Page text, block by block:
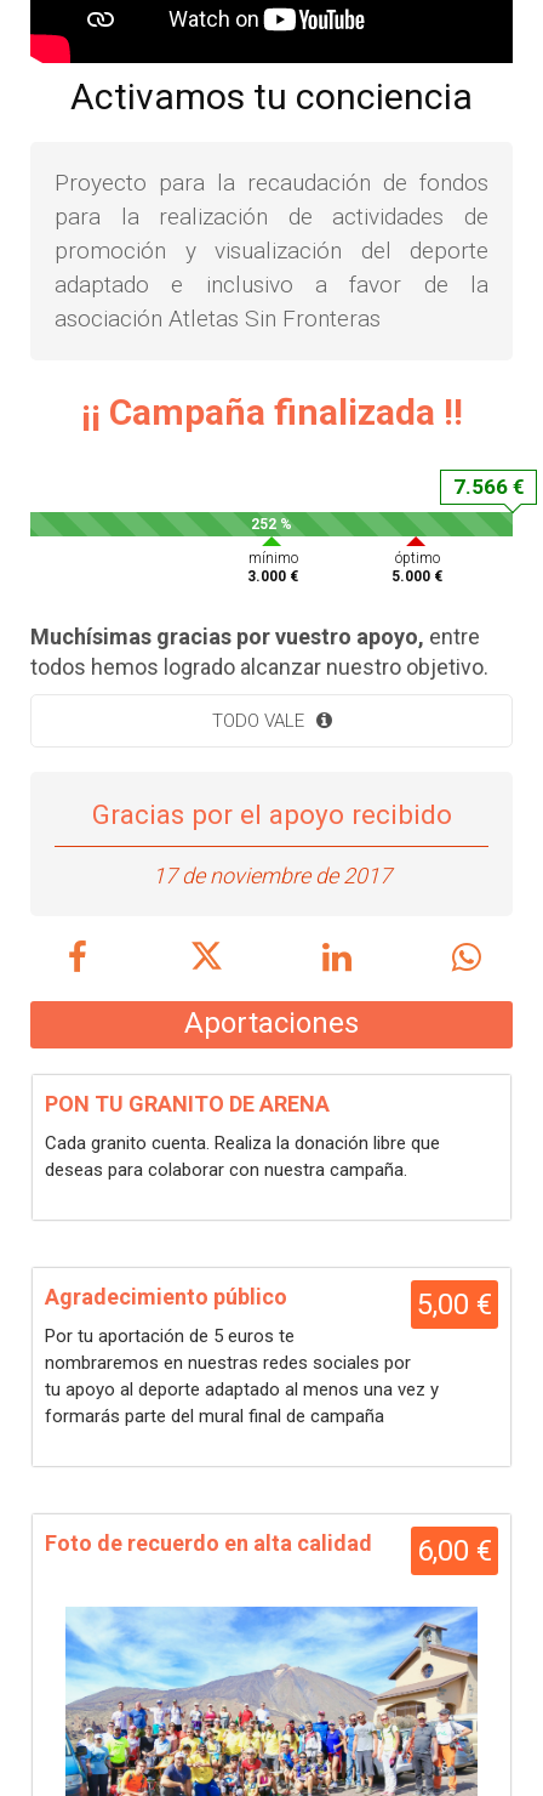
Activamos tu conciencia
Proyecto para la recaudación de fondos
para la realización de actividades de
promoción y visualización del deporte
adaptado e inclusivo a favor de la
asociación Atletas Sin Fronteras
¡¡ Campaña finalizada !!
7.566 €
252 %
mínimo
3.000 €
óptimo
5.000 €
Muchísimas gracias por vuestro apoyo, entre
todos hemos logrado alcanzar nuestro objetivo.
TODO VALE
Gracias por el apoyo recibido
17 de noviembre de 2017
Aportaciones
PON TU GRANITO DE ARENA
Cada granito cuenta. Realiza la donación libre que
deseas para colaborar con nuestra campaña.
5,00 €
Agradecimiento público
Por tu aportación de 5 euros te
nombraremos en nuestras redes sociales por
tu apoyo al deporte adaptado al menos una vez y
formarás parte del mural final de campaña
6,00 €
Foto de recuerdo en alta calidad